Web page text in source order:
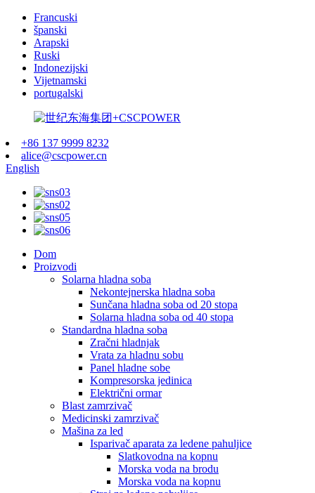
Francuski
španski
Arapski
Ruski
Indonezijski
Vijetnamski
portugalski
+86 137 9999 8232
alice@cscpower.cn
English
Dom
Proizvodi
Solarna hladna soba
Nekontejnerska hladna soba
Sunčana hladna soba od 20 stopa
Solarna hladna soba od 40 stopa
Standardna hladna soba
Zračni hladnjak
Vrata za hladnu sobu
Panel hladne sobe
Kompresorska jedinica
Električni ormar
Blast zamrzivač
Medicinski zamrzivač
Mašina za led
Isparivač aparata za ledene pahuljice
Slatkovodna na kopnu
Morska voda na brodu
Morska voda na kopnu